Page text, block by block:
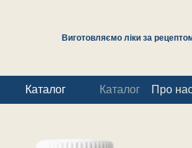
Виготовляємо ліки за
Каталог Каталог Про